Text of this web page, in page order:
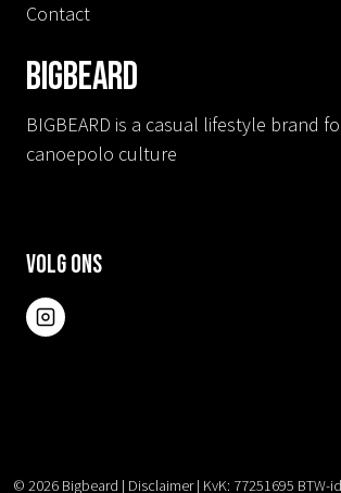
Contact
BIGBEARD
BIGBEARD is a casual lifestyle brand
canoepolo culture
Volg ons
© 2026 Bigbeard | Disclaimer | KvK: 77251695 BTW-